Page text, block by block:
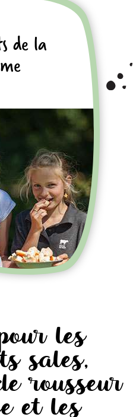
de la
œufs de poules
sol
goût
les
sales,
rousseur
et les